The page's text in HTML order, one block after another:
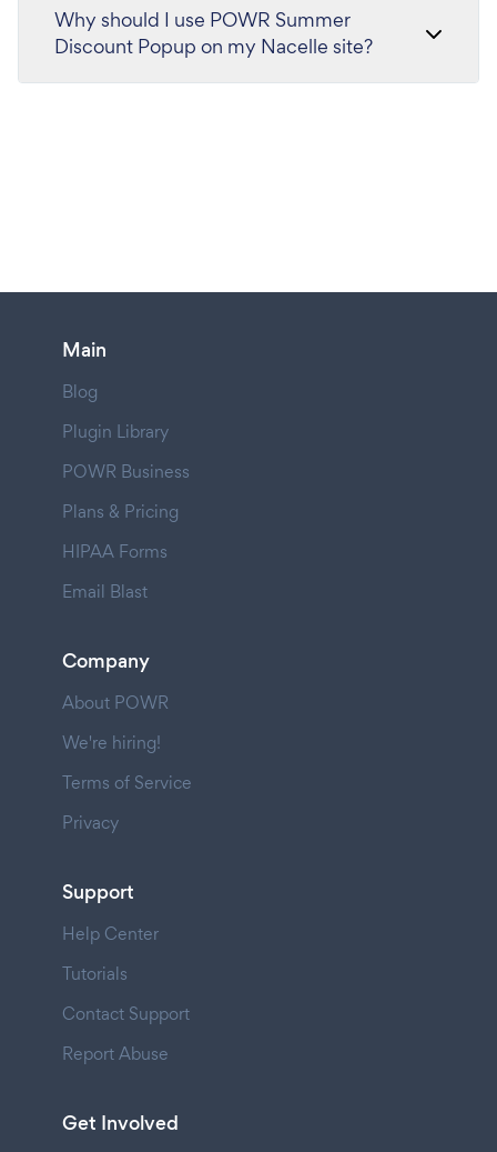
Why should I use POWR Summer
Discount Popup on my Nacelle site?
Main
Blog
Plugin Library
POWR Business
Plans & Pricing
HIPAA Forms
Email Blast
Company
About POWR
We're hiring!
Terms of Service
Privacy
Support
Help Center
Tutorials
Contact Support
Report Abuse
Get Involved